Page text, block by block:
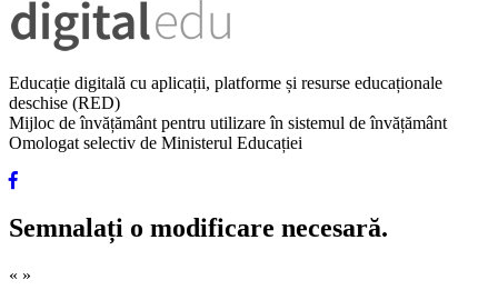
Educație digitală cu aplicații, platforme și resurse educaționale
deschise (RED)
Mijloc de învățământ pentru utilizare în sistemul de învățământ
Omologat selectiv de Ministerul Educației
Semnalați o modificare necesară.
« »